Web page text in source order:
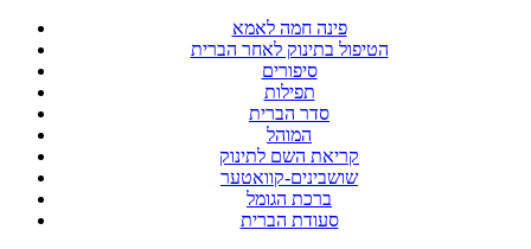
פינה חמה לאמא
הטיפול בתינוק לאחר הברית
סיפורים
תפילות
סדר הברית
המוהל
קריאת השם לתינוק
שושבינים-קוואטער
ברכת הגומל
סעודת הברית